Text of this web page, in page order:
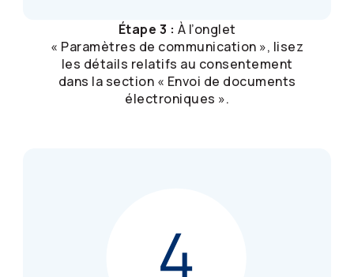
Étape 3 : À l’onglet
« Paramètres de communication », lisez
les détails relatifs au consentement
dans la section « Envoi de documents
électroniques ».